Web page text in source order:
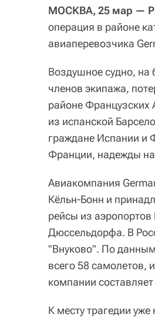
МОСКВА, 25 мар —
операция в районе
авиаперевозчика
Воздушное судно, на
членов экипажа,
районе Французских
из испанской
граждане Испании и
Франции, надежды на
Авиакомпания
Кёльн-Бонн и
рейсы из
Дюссельдорфа. В
"Внуково". По
всего 58 самолетов,
компании
К месту трагедии